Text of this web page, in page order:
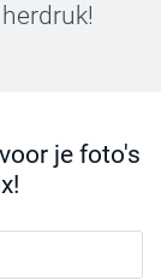
je foto's